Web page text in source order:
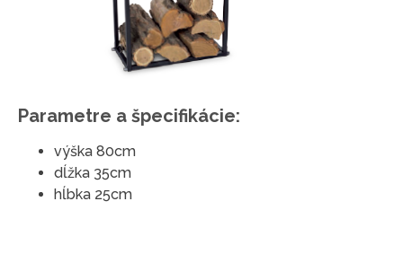
Parametre a špecifikácie:
výška 80cm
dĺžka 35cm
hĺbka 25cm